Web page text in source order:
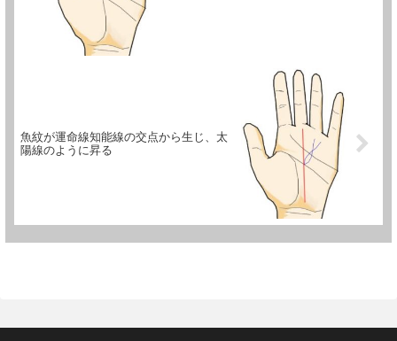
魚紋が運命線知能線の交点から生じ、太
陽線のように昇る